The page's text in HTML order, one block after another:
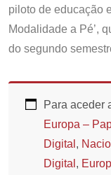
piloto de educação
Modalidade a Pé’,
do segundo
Para aceder
Europa –
Digital ,
Digital ,